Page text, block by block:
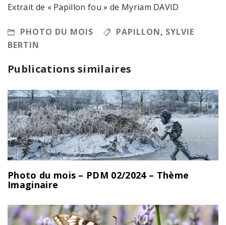
Extrait de « Papillon fou » de Myriam DAVID
PHOTO DU MOIS PAPILLON, SYLVIE
BERTIN
Publications similaires
Photo du mois – PDM 02/2024 – Thème
Imaginaire